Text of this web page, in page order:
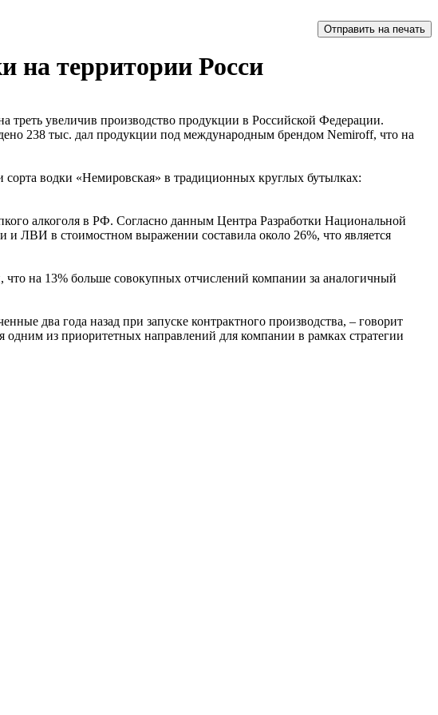
на территории Росси
треть увеличив производство продукции в Российской Федерации.
238 тыс. дал продукции под международным брендом Nemiroff, что на
водки «Немировская» в традиционных круглых бутылках:
алкоголя в РФ. Согласно данным Центра Разработки Национальной
ЛВИ в стоимостном выражении составила около 26%, что является
на 13% больше совокупных отчислений компании за аналогичный
два года назад при запуске контрактного производства, – говорит
из приоритетных направлений для компании в рамках стратегии